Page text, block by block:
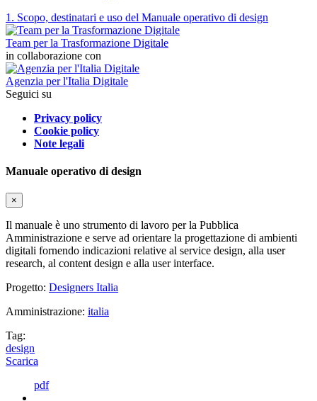
1. Scopo, destinatari e uso del Manuale operativo di design
Team per la Trasformazione Digitale
in collaborazione con
Agenzia per l'Italia Digitale
Seguici su
Privacy policy
Cookie policy
Note legali
Manuale operativo di design
×
Il manuale è uno strumento di lavoro per la Pubblica
Amministrazione e serve ad orientare la progettazione di ambienti
digitali fornendo indicazioni relative al service design, alla user
research, al content design e alla user interface.
Progetto: Designers Italia
Amministrazione: italia
Tag:
design
Scarica
pdf